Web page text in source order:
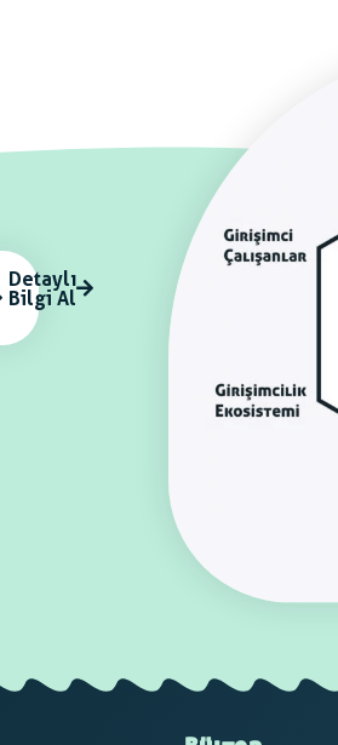
Detaylı
Bilgi Al